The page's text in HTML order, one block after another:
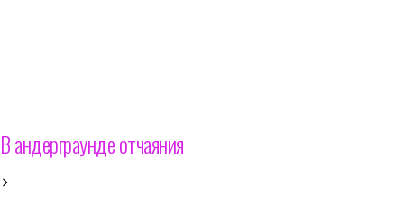
В андерграунде отчаяния